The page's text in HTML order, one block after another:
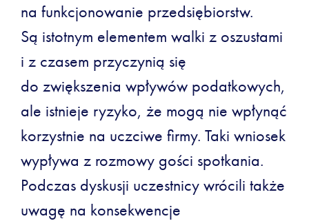
na funkcjonowanie przedsiębiorstw.
Są istotnym elementem walki z oszustami
i z czasem przyczynią się
do zwiększenia wpływów podatkowych,
ale istnieje ryzyko, że mogą nie wpłynąć
korzystnie na uczciwe firmy. Taki wniosek
wypływa z rozmowy gości spotkania.
Podczas dyskusji uczestnicy wrócili także
uwagę na konsekwencje